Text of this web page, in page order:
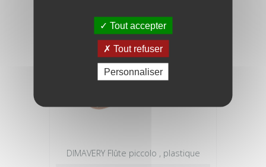
DIMAVERY Flûte piccolo , plastique
Tout accepter
Tout refuser
Personnaliser